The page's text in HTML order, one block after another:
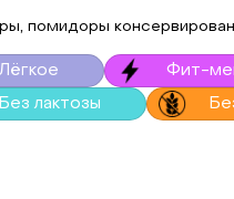
помидоры
Лёгкое Фит-
Без лактозы